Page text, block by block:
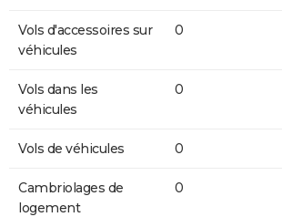
Vols d'accessoires sur
véhicules
0
Vols dans les
véhicules
0
Vols de véhicules 0
Cambriolages de
logement
0